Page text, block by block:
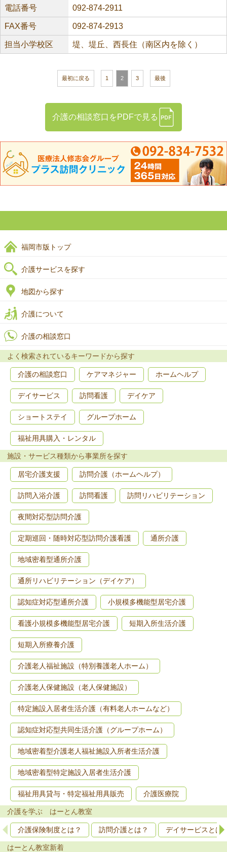
電話番号 092-874-2911
FAX番号 092-874-2913
担当小学校区 堤、堤丘、西長住（南区内を除く）
最初に戻る 1 2 3 最後
介護の相談窓口をPDFで見る
福岡市版トップ
介護サービスを探す
地図から探す
介護について
介護の相談窓口
よく検索されているキーワードから探す
介護の相談窓口 ケアマネジャー ホームヘルプ
デイサービス 訪問看護 デイケア
ショートステイ グループホーム
福祉用具購入・レンタル
施設・サービス種類から事業所を探す
居宅介護支援 訪問介護（ホームヘルプ）
訪問入浴介護 訪問看護 訪問リハビリテーション
夜間対応型訪問介護
定期巡回・随時対応型訪問介護看護 通所介護
地域密着型通所介護
通所リハビリテーション（デイケア）
認知症対応型通所介護 小規模多機能型居宅介護
看護小規模多機能型居宅介護 短期入所生活介護
短期入所療養介護
介護老人福祉施設（特別養護老人ホーム）
介護老人保健施設（老人保健施設）
特定施設入居者生活介護（有料老人ホームなど）
認知症対応型共同生活介護（グループホーム）
地域密着型介護老人福祉施設入所者生活介護
地域密着型特定施設入居者生活介護
福祉用具貸与・特定福祉用具販売 介護医療院
介護を学ぶ はーとん教室
介護保険制度とは？ 訪問介護とは？ デイサービスとは
はーとん教室新着